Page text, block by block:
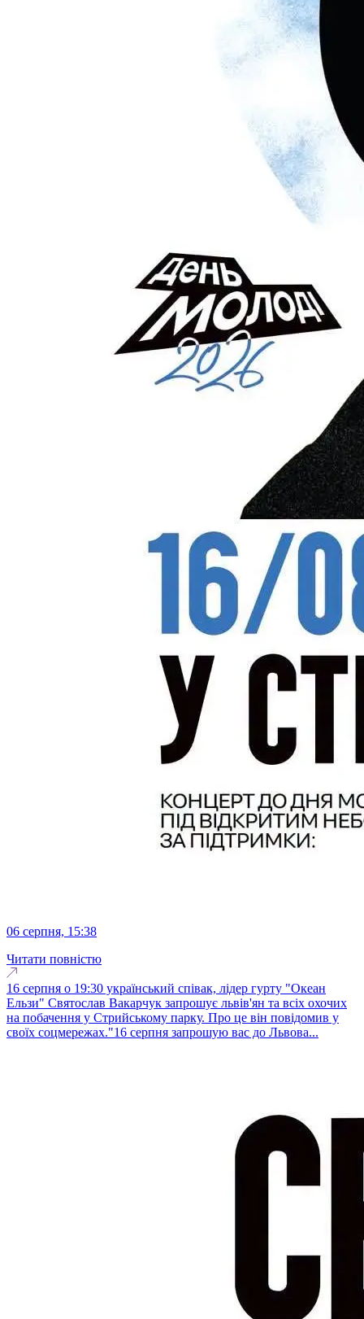
06 серпня, 15:38
Читати повністю
16 серпня о 19:30 український співак, лідер гурту "Океан
Ельзи" Святослав Вакарчук запрошує львів'ян та всіх охочих
на побачення у Стрийському парку. Про це він повідомив у
своїх соцмережах."16 серпня запрошую вас до Львова...